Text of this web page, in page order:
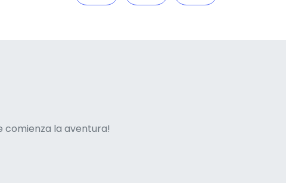
comienza la aventura!italiana